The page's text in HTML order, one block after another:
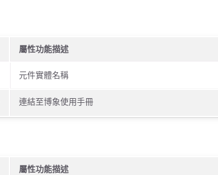
屬性功能描述
元件實體名稱
連結至博象使用手冊
屬性功能描述